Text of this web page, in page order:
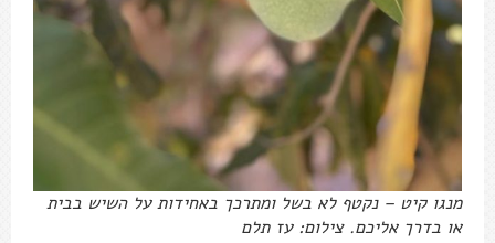
מנגו קיט – נקטף לא בשל ומתרכך באחידות על השיש בבית
או בדרך אליכם. צילום: עז תלם